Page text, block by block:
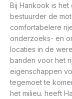
Bij Hankook is
bestuurder de
comfortabelere
onderzoeks- en
locaties in de
banden voor het
eigenschappen
tegemoet te
het milieu. heeft